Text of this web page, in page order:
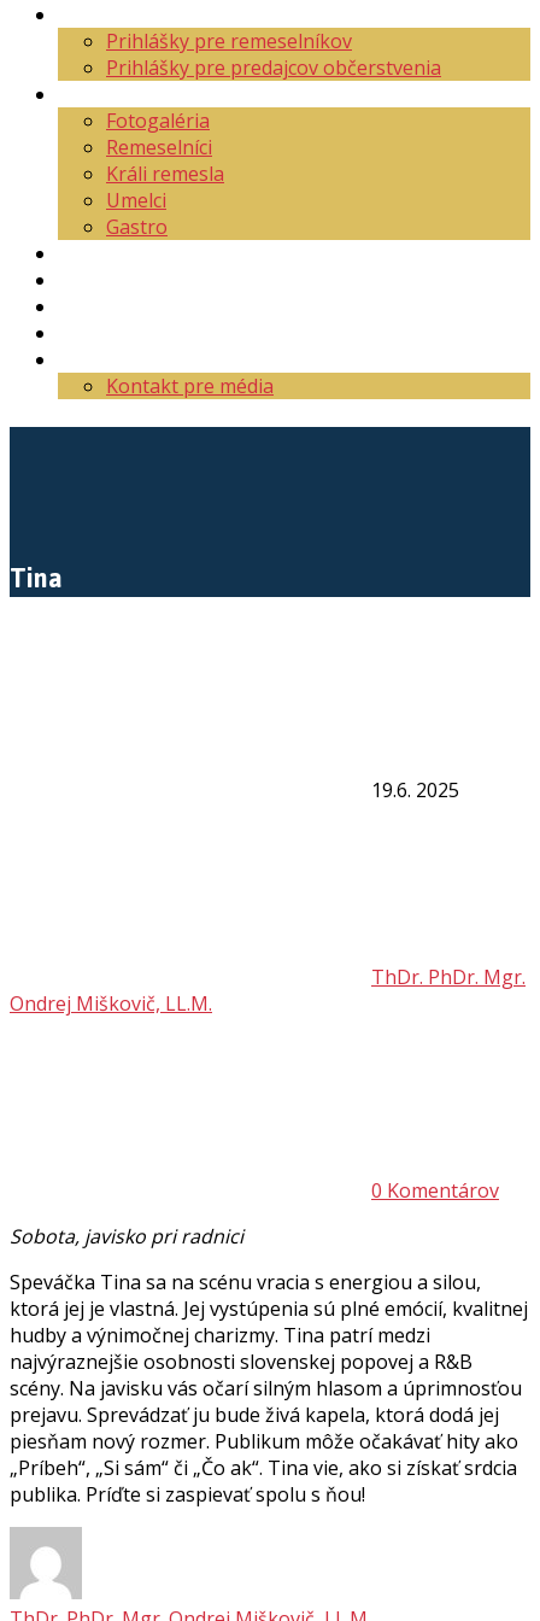
Prihlášky pre remeselníkov
Prihlášky pre predajcov občerstvenia
Fotogaléria
Remeselníci
Králi remesla
Umelci
Gastro
Kontakt pre média
Tina
19.6. 2025
ThDr. PhDr. Mgr.
Ondrej Miškovič, LL.M.
0 Komentárov
Sobota, javisko pri radnici
Speváčka Tina sa na scénu vracia s energiou a silou,
ktorá jej je vlastná. Jej vystúpenia sú plné emócií, kvalitnej
hudby a výnimočnej charizmy. Tina patrí medzi
najvýraznejšie osobnosti slovenskej popovej a R&B
scény. Na javisku vás očarí silným hlasom a úprimnosťou
prejavu. Sprevádzať ju bude živá kapela, ktorá dodá jej
piesňam nový rozmer. Publikum môže očakávať hity ako
„Príbeh“, „Si sám“ či „Čo ak“. Tina vie, ako si získať srdcia
publika. Príďte si zaspievať spolu s ňou!